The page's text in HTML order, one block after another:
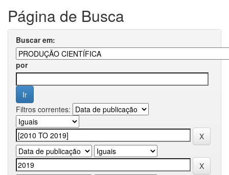
Página de Busca
Buscar em:
por
Filtros correntes: